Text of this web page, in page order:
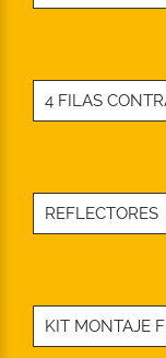
4 FILAS
REFLECTORES
KIT MONTAJE